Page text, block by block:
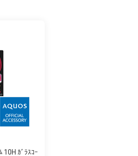
10H ｶﾞﾗｽｺｰ